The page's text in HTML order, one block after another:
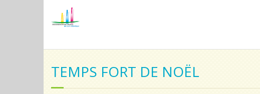
TEMPS FORT DE NOËL